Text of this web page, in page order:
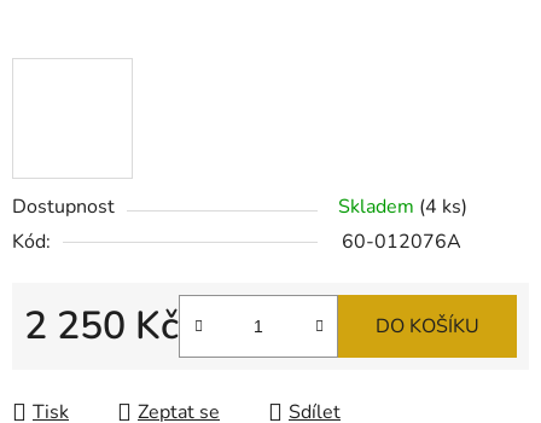
Dostupnost Skladem (4 ks)
Kód:
60-012076A
2 250 Kč DO KOŠÍKU
Tisk Zeptat se Sdílet